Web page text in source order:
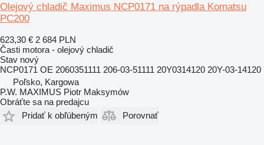
Olejový chladič Maximus NCP0171 na rýpadla Komatsu
PC200
623,30 € 2 684 PLN
Časti motora - olejový chladič
Stav nový
NCP0171 OE 2060351111 206-03-51111 20Y0314120 20Y-03-14120
Poľsko, Kargowa
P.W. MAXIMUS Piotr Maksymów
Obráťte sa na predajcu
Pridať k obľúbeným
Porovnať